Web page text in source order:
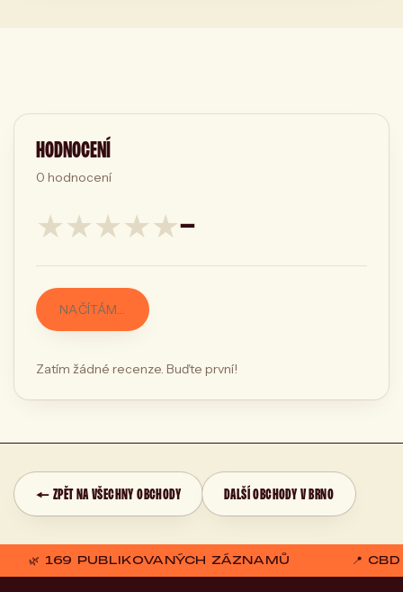
HODNOCENÍ
0 hodnocení
★★★★★—
NAČÍTÁM…
Zatím žádné recenze. Buďte první!
← ZPĚT NA VŠECHNY OBCHODY DALŠÍ OBCHODY V BRNO
🌿 169 PUBLIKOVANÝCH ZÁZNAMŮ 📍